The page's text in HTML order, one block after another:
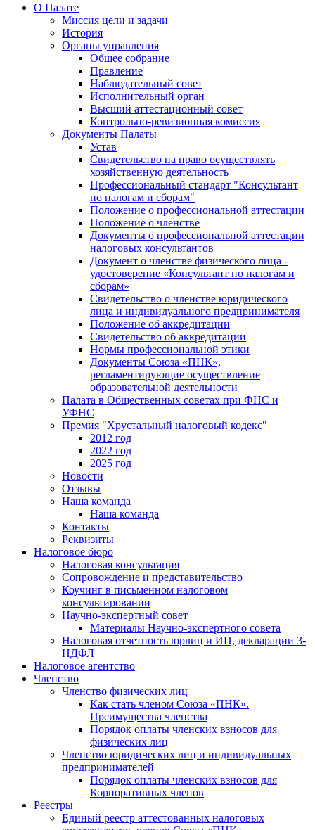
О Палате
Миссия цели и задачи
История
Органы управления
Общее собрание
Правление
Наблюдательный совет
Исполнительный орган
Высший аттестационный совет
Контрольно-ревизионная комиссия
Документы Палаты
Устав
Свидетельство на право осуществлять
хозяйственную деятельность
Профессиональный стандарт "Консультант
по налогам и сборам"
Положение о профессиональной аттестации
Положение о членстве
Документы о профессиональной аттестации
налоговых консультантов
Документ о членстве физического лица -
удостоверение «Консультант по налогам и
сборам»
Свидетельство о членстве юридического
лица и индивидуального предпринимателя
Положение об аккредитации
Свидетельство об аккредитации
Нормы профессиональной этики
Документы Союза «ПНК»,
регламентирующие осуществление
образовательной деятельности
Палата в Общественных советах при ФНС и
УФНС
Премия "Хрустальный налоговый кодекс"
2012 год
2022 год
2025 год
Новости
Отзывы
Наша команда
Наша команда
Контакты
Реквизиты
Налоговое бюро
Налоговая консультация
Cопровождение и представительство
Коучинг в письменном налоговом
консультировании
Научно-экспертный совет
Материалы Научно-экспертного совета
Налоговая отчетность юрлиц и ИП, декларации 3-
НДФЛ
Налоговое агентство
Членство
Членство физических лиц
Как стать членом Союза «ПНК».
Преимущества членства
Порядок оплаты членских взносов для
физических лиц
Членство юридических лиц и индивидуальных
предпринимателей
Порядок оплаты членских взносов для
Корпоративных членов
Реестры
Единый реестр аттестованных налоговых